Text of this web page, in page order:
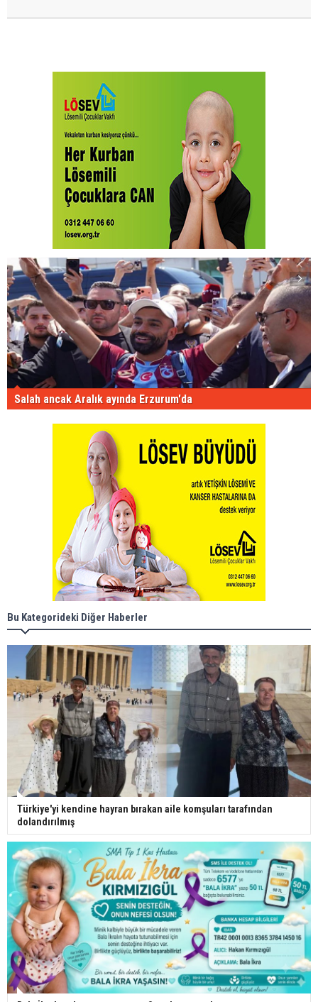
Salah ancak Aralık ayında Erzurum'da
Bu Kategorideki Diğer Haberler
Türkiye'yi kendine hayran bırakan aile komşuları tarafından
dolandırılmış